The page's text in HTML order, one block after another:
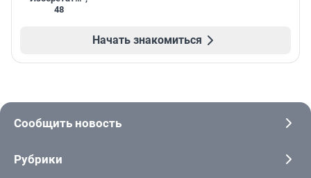
48
Начать знакомиться
Сообщить новость
Рубрики